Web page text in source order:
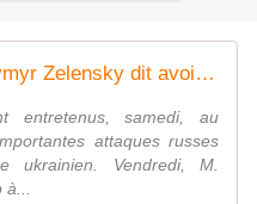
Guerre en Ukraine : Volodymyr Zelensky dit avoir exhorté Donald Trump à mettre fin à la guerre, comme " au Moyen-Orient ". Retrouvez les informations du 4 au 11 octobre
entretenus, samedi, au
attaques russes
ukrainien. Vendredi, M.